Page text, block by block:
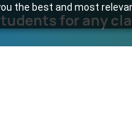
the best and most
for any